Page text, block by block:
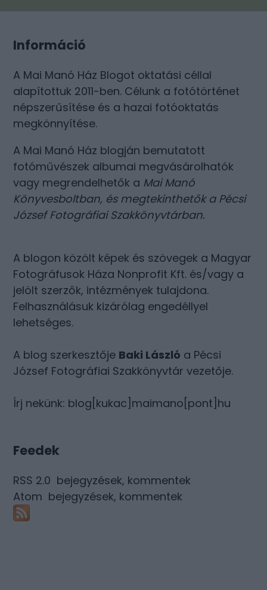
Információ
A Mai Manó Ház Blogot oktatási céllal
alapítottuk 2011-ben. Célunk a fotótörténet
népszerűsítése és a hazai fotóoktatás
megkönnyítése.
A Mai Manó Ház blogján bemutatott
fotóművészek albumai megvásárolhatók
vagy megrendelhetők a Mai Manó
Könyvesboltban, és megtekinthetők a Pécsi
József Fotográfiai Szakkönyvtárban.
A blogon közölt képek és szövegek a Magyar
Fotográfusok Háza Nonprofit Kft. és/vagy a
jelölt szerzők, intézmények tulajdona.
Felhasználásuk kizárólag engedéllyel
lehetséges.
A blog szerkesztője Baki László a Pécsi
József Fotográfiai Szakkönyvtár vezetője.
Írj nekünk: blog[kukac]maimano[pont]hu
Feedek
RSS 2.0 bejegyzések, kommentek
Atom bejegyzések, kommentek